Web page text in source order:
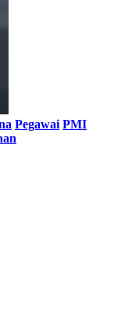
Pegawai PMI